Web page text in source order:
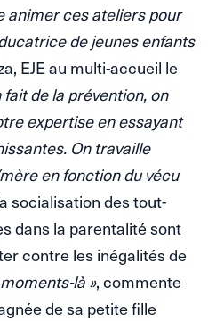
animer ces ateliers pour
de jeunes enfants
EJE au multi-accueil le
fait de la prévention, on
expertise en essayant
On travaille
en fonction du vécu
socialisation des tout-
dans la parentalité sont
contre les inégalités de
là », commente
de sa petite fille